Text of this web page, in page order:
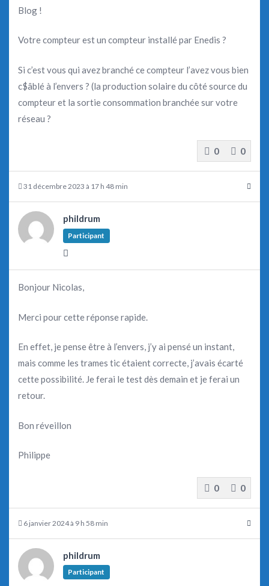
Blog !
Votre compteur est un compteur installé par Enedis ?
Si c’est vous qui avez branché ce compteur l’avez vous bien
c$âblé à l’envers ? (la production solaire du côté source du
compteur et la sortie consommation branchée sur votre
réseau ?
0 0
31 décembre 2023 à 17 h 48 min
phildrum
Participant
Bonjour Nicolas,
Merci pour cette réponse rapide.
En effet, je pense être à l’envers, j’y ai pensé un instant,
mais comme les trames tic étaient correcte, j’avais écarté
cette possibilité. Je ferai le test dès demain et je ferai un
retour.
Bon réveillon
Philippe
0 0
6 janvier 2024 à 9 h 58 min
phildrum
Participant